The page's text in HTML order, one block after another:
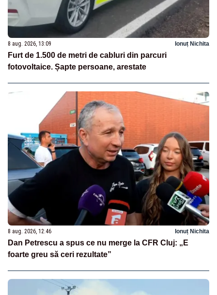
8 aug. 2026, 13:09 Ionuț Nichita
Furt de 1.500 de metri de cabluri din parcuri
fotovoltaice. Șapte persoane, arestate
8 aug. 2026, 12:46 Ionuț Nichita
Dan Petrescu a spus ce nu merge la CFR Cluj: „E
foarte greu să ceri rezultate”